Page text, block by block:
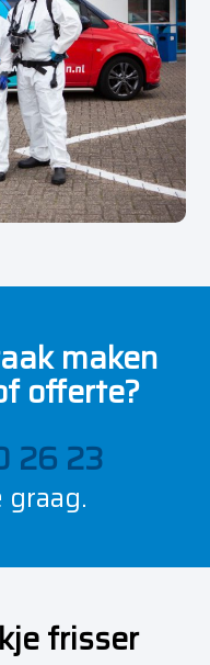
maken
offerte?
26 23
graag.
frisser